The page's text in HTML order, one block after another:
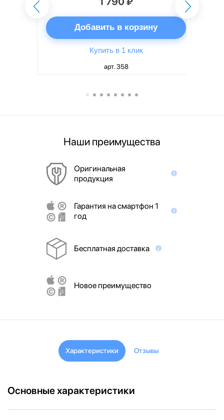
Добавить в корзину
Купить в 1 клик
арт. 358
Наши преимущества
Оригинальная
продукция
Гарантия на смартфон 1
год
Бесплатная доставка
Новое преимущество
Характеристики Отзывы
Основные характеристики